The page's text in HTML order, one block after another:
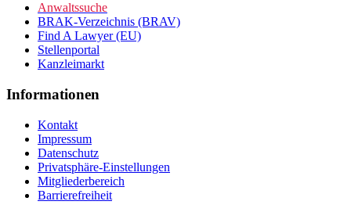
Anwaltssuche
BRAK-Verzeichnis (BRAV)
Find A Lawyer (EU)
Stellenportal
Kanzleimarkt
Informationen
Kontakt
Impressum
Datenschutz
Privatsphäre-Einstellungen
Mitgliederbereich
Barrierefreiheit